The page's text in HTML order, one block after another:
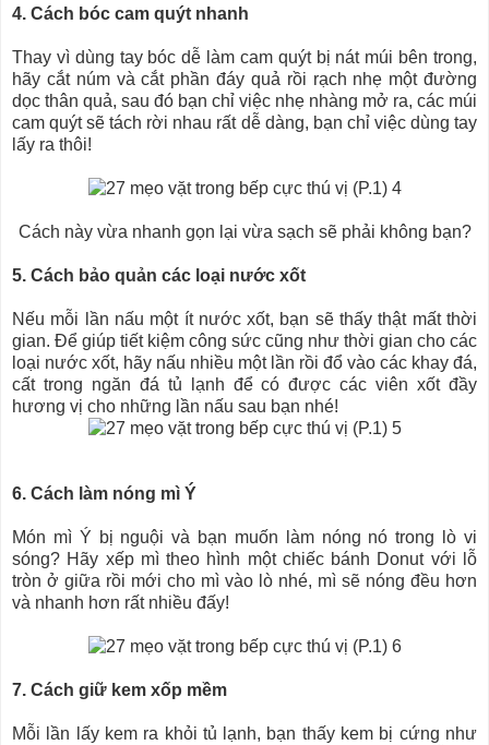
4. Cách bóc cam quýt nhanh
Thay vì dùng tay bóc dễ làm cam quýt bị nát múi bên trong,
hãy cắt núm và cắt phần đáy quả rồi rạch nhẹ một đường
dọc thân quả, sau đó bạn chỉ việc nhẹ nhàng mở ra, các múi
cam quýt sẽ tách rời nhau rất dễ dàng, bạn chỉ việc dùng tay
lấy ra thôi!
Cách này vừa nhanh gọn lại vừa sạch sẽ phải không bạn?
5. Cách bảo quản các loại nước xốt
Nếu mỗi lần nấu một ít nước xốt, bạn sẽ thấy thật mất thời
gian. Để giúp tiết kiệm công sức cũng như thời gian cho các
loại nước xốt, hãy nấu nhiều một lần rồi đổ vào các khay đá,
cất trong ngăn đá tủ lạnh để có được các viên xốt đầy
hương vị cho những lần nấu sau bạn nhé!
6. Cách làm nóng mì Ý
Món mì Ý bị nguội và bạn muốn làm nóng nó trong lò vi
sóng? Hãy xếp mì theo hình một chiếc bánh Donut với lỗ
tròn ở giữa rồi mới cho mì vào lò nhé, mì sẽ nóng đều hơn
và nhanh hơn rất nhiều đấy!
7. Cách giữ kem xốp mềm
Mỗi lần lấy kem ra khỏi tủ lạnh, bạn thấy kem bị cứng như